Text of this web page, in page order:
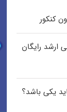
کنکور
ارشد رایگان
یکی باشد؟